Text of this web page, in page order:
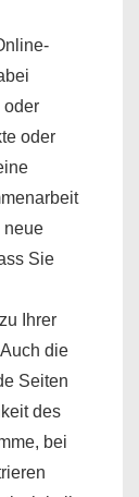
oder
oder
neue
Sie
Ihrer
die
Seiten
des
bei